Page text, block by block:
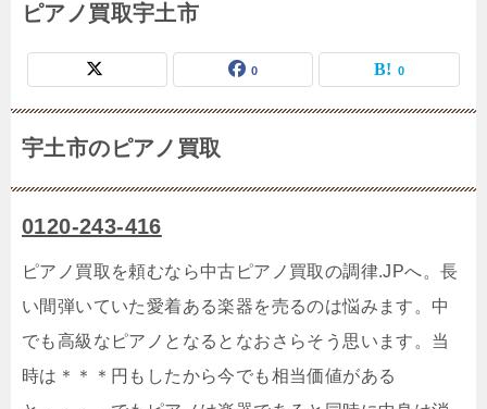
ピアノ買取宇土市
0 0
宇土市のピアノ買取
0120-243-416
ピアノ買取を頼むなら中古ピアノ買取の調律.JPへ。長
い間弾いていた愛着ある楽器を売るのは悩みます。中
でも高級なピアノとなるとなおさらそう思います。当
時は＊＊＊円もしたから今でも相当価値がある